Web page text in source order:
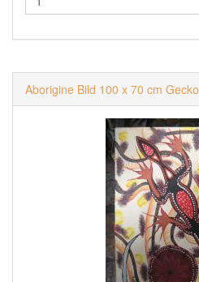
Aborigine Bild 100 x 70 cm Gecko